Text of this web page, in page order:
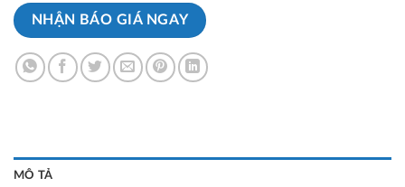
NHẬN BÁO GIÁ NGAY
MÔ TẢ